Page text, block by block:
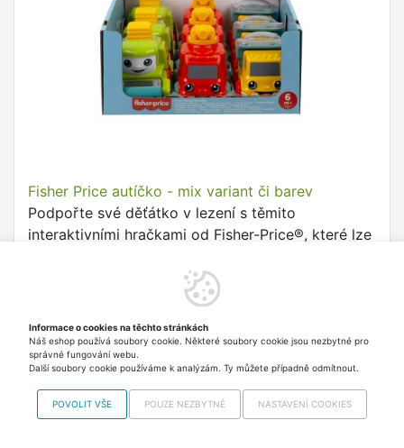
Fisher Price autíčko - mix variant či barev
Podpořte své děťátko v lezení s těmito
interaktivními hračkami od Fisher-Price®, které lze
Zobrazit
Informace o cookies na těchto stránkách
Náš eshop používá soubory cookie. Některé soubory cookie jsou nezbytné pro
správné fungování webu.
Další soubory cookie používáme k analýzám. Ty můžete případně odmítnout.
POVOLIT VŠE POUZE NEZBYTNÉ NASTAVENÍ COOKIES